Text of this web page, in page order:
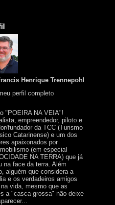
Henrique Trennepohl
perfil completo
"POEIRA NA VEIA"!
empreendedor, piloto e
fundador da TCC (Turismo
Catarinense) e um dos
apaixonados por
(em especial
NA TERRA) que já
na face da terra. Além
alguém que considera a
e os verdadeiros amigos
vida, mesmo que as
a "casca grossa" não deixe